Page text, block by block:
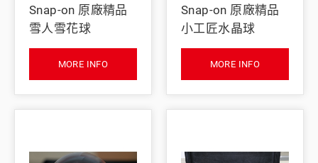
Snap-on 原廠精品
雪人雪花球
MORE INFO
Snap-on 原廠精品
小工匠水晶球
MORE INFO